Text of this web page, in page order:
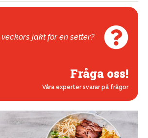
jakt för en setter?
Fråga oss!
Våra experter svarar på frågor